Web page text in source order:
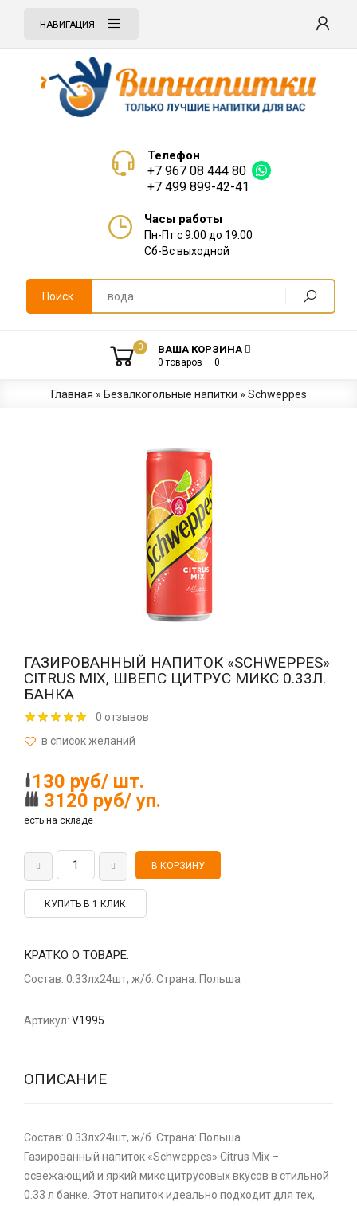
НАВИГАЦИЯ
Телефон
+7 967 08 444 80
+7 499 899-42-41
Часы работы
Пн-Пт с 9:00 до 19:00
Сб-Вс выходной
Поиск
0 ВАША КОРЗИНА
0 товаров — 0
Главная » Безалкогольные напитки » Schweppes
ГАЗИРОВАННЫЙ НАПИТОК «SCHWEPPES»
CITRUS MIX, ШВЕПС ЦИТРУС МИКС 0.33Л.
БАНКА
0 отзывов
130 руб/ шт.
3120 руб/ уп.
есть на складе
КУПИТЬ В 1 КЛИК
КРАТКО О ТОВАРЕ:
Состав: 0.33лх24шт, ж/б. Страна: Польша
Артикул: V1995
ОПИСАНИЕ
Состав: 0.33лх24шт, ж/б. Страна: Польша
Газированный напиток «Schweppes» Citrus Mix –
освежающий и яркий микс цитрусовых вкусов в стильной
0.33 л банке. Этот напиток идеально подходит для тех,